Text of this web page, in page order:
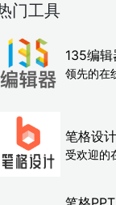
门工具
135编辑
领先的在
笔格设计
受欢迎的